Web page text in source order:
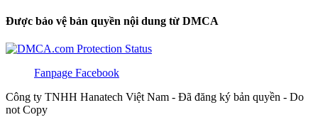
Được bảo vệ bản quyền nội dung từ DMCA
Fanpage Facebook
Công ty TNHH Hanatech Việt Nam - Đã đăng ký bản quyền - Do
not Copy